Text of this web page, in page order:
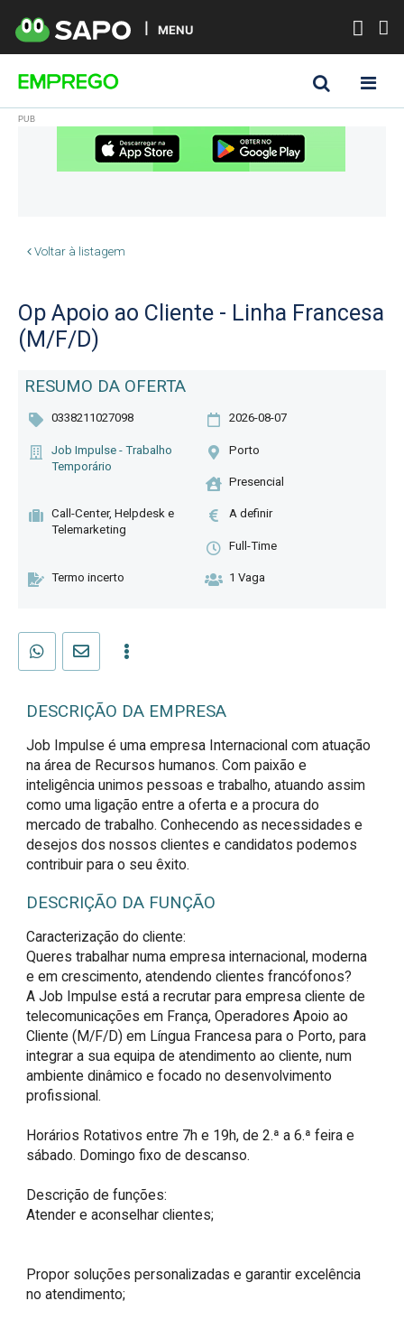
MENU
Voltar à listagem
Op Apoio ao Cliente - Linha Francesa
(M/F/D)
RESUMO DA OFERTA
0338211027098 2026-08-07
Job Impulse - Trabalho
Temporário
Porto
Presencial
Call-Center, Helpdesk e
Telemarketing
A definir
Full-Time
Termo incerto 1 Vaga
DESCRIÇÃO DA EMPRESA
Job Impulse é uma empresa Internacional com atuação
na área de Recursos humanos. Com paixão e
inteligência unimos pessoas e trabalho, atuando assim
como uma ligação entre a oferta e a procura do
mercado de trabalho. Conhecendo as necessidades e
desejos dos nossos clientes e candidatos podemos
contribuir para o seu êxito.
DESCRIÇÃO DA FUNÇÃO
Caracterização do cliente:
Queres trabalhar numa empresa internacional, moderna
e em crescimento, atendendo clientes francófonos?
A Job Impulse está a recrutar para empresa cliente de
telecomunicações em França, Operadores Apoio ao
Cliente (M/F/D) em Língua Francesa para o Porto, para
integrar a sua equipa de atendimento ao cliente, num
ambiente dinâmico e focado no desenvolvimento
profissional.
Horários Rotativos entre 7h e 19h, de 2.ª a 6.ª feira e
sábado. Domingo fixo de descanso.
Descrição de funções:
Atender e aconselhar clientes;
Propor soluções personalizadas e garantir excelência
no atendimento;